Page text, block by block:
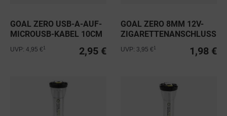
GOAL ZERO USB-A-AUF-
MICROUSB-KABEL 10CM
2,95 €
UVP: 4,95 €
GOAL ZERO 8MM 12V-
ZIGARETTENANSCHLUSS
WEIBLICH
1,98 €
UVP: 3,95 €